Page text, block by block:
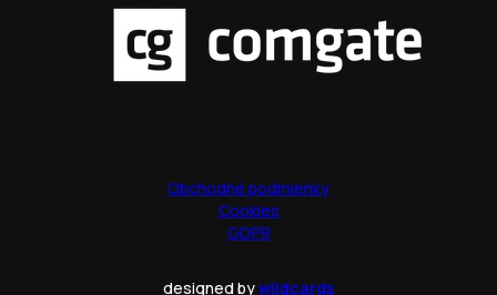
Obchodné podmienky
Cookies
GDPR
designed bywildcards